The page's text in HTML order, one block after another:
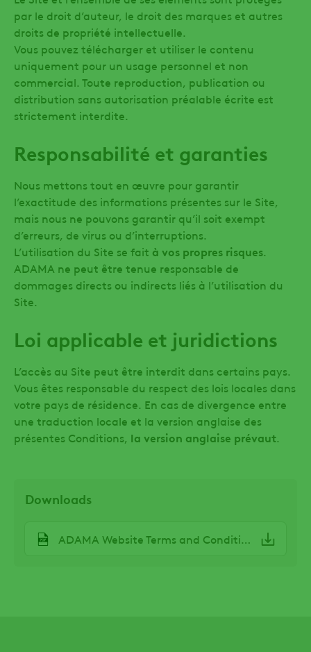
par le droit d’auteur, le droit des marques et autres
droits de propriété intellectuelle.
Vous pouvez télécharger et utiliser le contenu
uniquement pour un usage personnel et non
commercial. Toute reproduction, publication ou
distribution sans autorisation préalable écrite est
strictement interdite.
Responsabilité et garanties
Nous mettons tout en œuvre pour garantir
l’exactitude des informations présentes sur le Site,
mais nous ne pouvons garantir qu’il soit exempt
d’erreurs, de virus ou d’interruptions.
L’utilisation du Site se fait à vos propres risques.
ADAMA ne peut être tenue responsable de
dommages directs ou indirects liés à l’utilisation du
Site.
Loi applicable et juridictions
L’accès au Site peut être interdit dans certains pays.
Vous êtes responsable du respect des lois locales dans
votre pays de résidence. En cas de divergence entre
une traduction locale et la version anglaise des
présentes Conditions, la version anglaise prévaut.
Downloads
File
ADAMA Website Terms and Conditions